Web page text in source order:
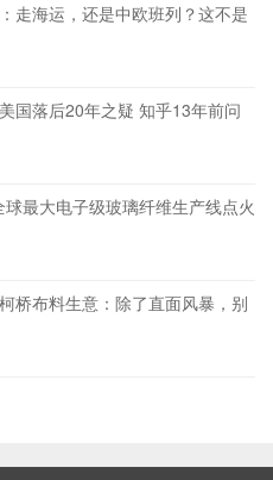
走海运，还是中欧班列？这不是
国落后20年之疑 知乎13年前问
最大电子级玻璃纤维生产线点火
桥布料生意：除了直面风暴，别